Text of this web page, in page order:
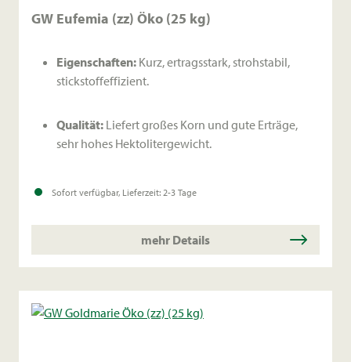
GW Eufemia (zz) Öko (25 kg)
Eigenschaften: Kurz, ertragsstark, strohstabil,
stickstoffeffizient.
Qualität: Liefert großes Korn und gute Erträge,
sehr hohes Hektolitergewicht.
Wuchs:Kurzer Wuchs, mittlere Lagerneigung,
geringe bis mittlere Anfälligkeit bei anderen
Krankheiten.
Sofort verfügbar, Lieferzeit: 2-3 Tage
mehr Details